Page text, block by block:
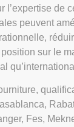
l’expertise de
peuvent
sur le
Fes,